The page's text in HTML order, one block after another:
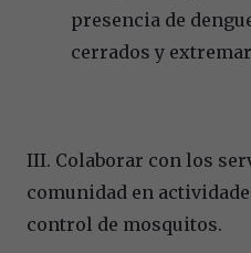
presencia de
cerrados y
III. Colaborar con los
comunidad en
control de mosquitos.